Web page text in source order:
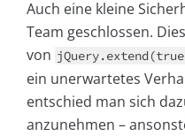
Auch eine kleine
Team geschlossen.
von
ein unerwartetes
entschied man sich
anzunehmen –